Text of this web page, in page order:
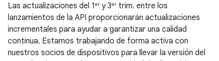
Las actualizaciones del 1ᵉʳ y 3ᵉʳ trim. entre los
lanzamientos de la API proporcionarán actualizaciones
incrementales para ayudar a garantizar una calidad
continua. Estamos trabajando de forma activa con
nuestros socios de dispositivos para llevar la versión del